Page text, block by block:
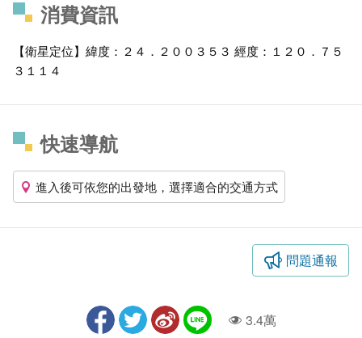
消費資訊
【衛星定位】緯度：２４．２００３５３ 經度：１２０．７５
３１１４
快速導航
進入後可依您的出發地，選擇適合的交通方式
問題通報
人氣3.4萬